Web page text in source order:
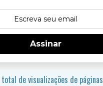
Assinar
de visualizações de páginas